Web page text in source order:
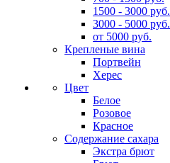
1500 - 3000 руб.
3000 - 5000 руб.
от 5000 руб.
Крепленые вина
Портвейн
Херес
Цвет
Белое
Розовое
Красное
Содержание сахара
Экстра брют